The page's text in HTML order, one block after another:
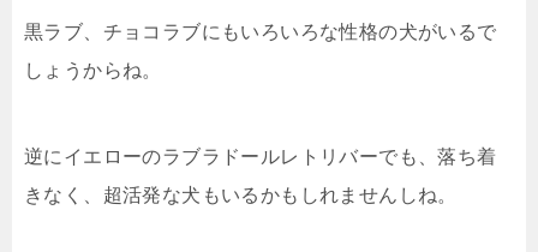
黒ラブ、チョコラブにもいろいろな性格の犬がいるで
しょうからね。
逆にイエローのラブラドールレトリバーでも、落ち着
きなく、超活発な犬もいるかもしれませんしね。